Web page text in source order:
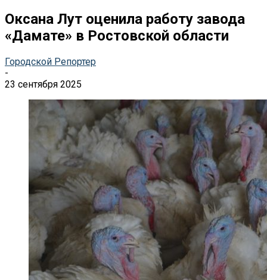
Оксана Лут оценила работу завода
«Дамате» в Ростовской области
Городской Репортер
-
23 сентября 2025